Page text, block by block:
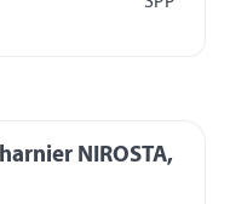
NIROSTA,